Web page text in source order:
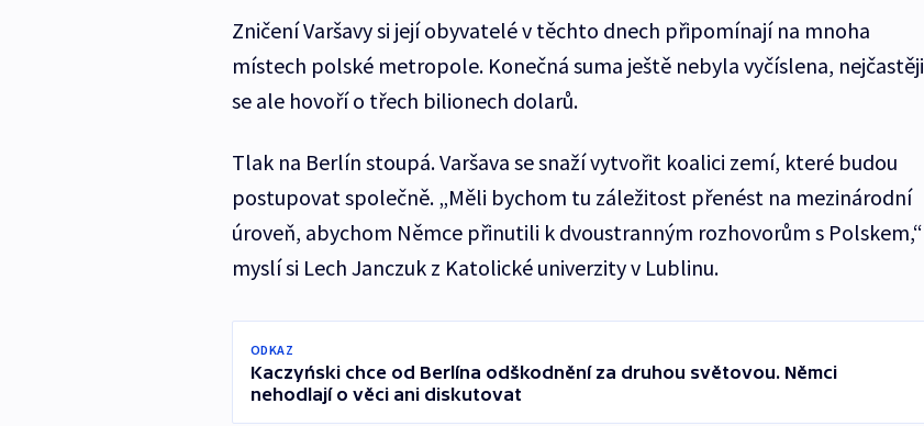
Zničení Varšavy si její obyvatelé v těchto dnech připomínají na mnoha
místech polské metropole. Konečná suma ještě nebyla vyčíslena, nejčastěji
se ale hovoří o třech bilionech dolarů.
Tlak na Berlín stoupá. Varšava se snaží vytvořit koalici zemí, které budou
postupovat společně. „Měli bychom tu záležitost přenést na mezinárodní
úroveň, abychom Němce přinutili k dvoustranným rozhovorům s Polskem,“
myslí si Lech Janczuk z Katolické univerzity v Lublinu.
ODKAZ
Kaczyński chce od Berlína odškodnění za druhou světovou. Němci
nehodlají o věci ani diskutovat